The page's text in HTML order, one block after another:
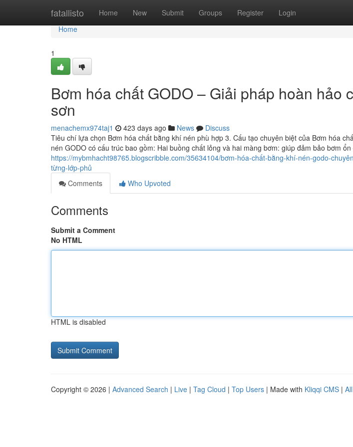
fatallisto Home New Submit Groups Register Login
Home
Home
1
Bơm hóa chất GODO – Giải pháp hoàn hảo
sơn
menachemx974taj1 423 days ago News
Discuss
Tiêu chí lựa chọn Bơm hóa chất bằng khí nén phù hợp 3. Cấu tạo chuyên biệt của Bơm hóa
nén GODO có cấu trúc bao gồm: Hai buồng chất lỏng và hai màng bơm: giúp đảm bảo bơm
https://mybmhacht98765.blogscribble.com/35634104/bơm-hóa-chất-bằng-khí-nén-godo-
từng-lớp-phủ
Comments
Who Upvoted
Comments
Submit a Comment
No HTML
HTML is disabled
Copyright © 2026 | Advanced Search | Live | Tag Cloud | Top Users | Made with Kliqqi CMS |